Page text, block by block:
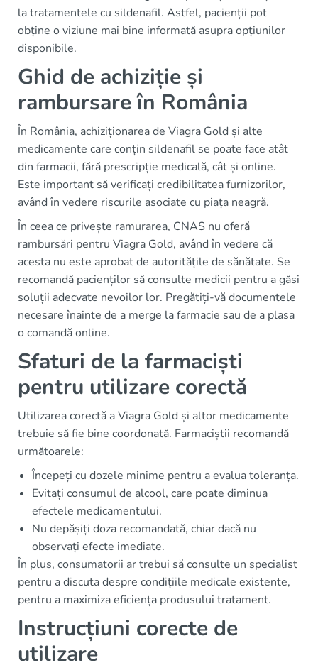
la tratamentele cu sildenafil. Astfel, pacienții pot
obține o viziune mai bine informată asupra opțiunilor
disponibile.
Ghid de achiziție și
rambursare în România
În România, achiziționarea de Viagra Gold și alte
medicamente care conțin sildenafil se poate face atât
din farmacii, fără prescripție medicală, cât și online.
Este important să verificați credibilitatea furnizorilor,
având în vedere riscurile asociate cu piața neagră.
În ceea ce privește ramurarea, CNAS nu oferă
rambursări pentru Viagra Gold, având în vedere că
acesta nu este aprobat de autoritățile de sănătate. Se
recomandă pacienților să consulte medicii pentru a găsi
soluții adecvate nevoilor lor. Pregătiți-vă documentele
necesare înainte de a merge la farmacie sau de a plasa
o comandă online.
Sfaturi de la farmaciști
pentru utilizare corectă
Utilizarea corectă a Viagra Gold și altor medicamente
trebuie să fie bine coordonată. Farmaciștii recomandă
următoarele:
Începeți cu dozele minime pentru a evalua toleranța.
Evitați consumul de alcool, care poate diminua
efectele medicamentului.
Nu depășiți doza recomandată, chiar dacă nu
observați efecte imediate.
În plus, consumatorii ar trebui să consulte un specialist
pentru a discuta despre condițiile medicale existente,
pentru a maximiza eficiența produsului tratament.
Instrucțiuni corecte de
utilizare